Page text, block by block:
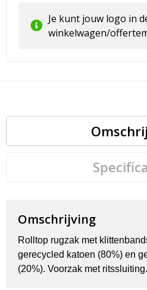
Je kunt jouw logo in
winkelwagen/
Omschrijving
Rolltop rugzak met
gerecycled katoen (80%) en
(20%). Voorzak met ritssluiting.